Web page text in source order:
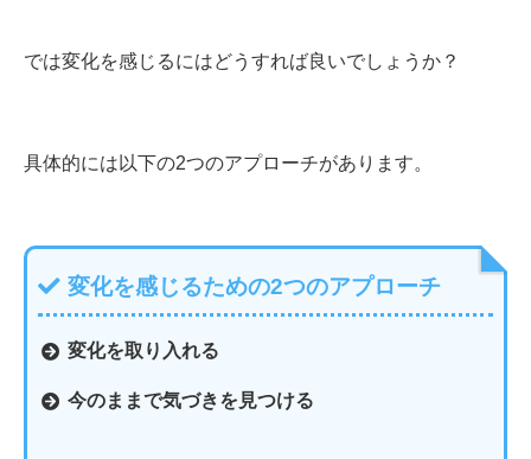
では変化を感じるにはどうすれば良いでしょうか？
具体的には以下の2つのアプローチがあります。
変化を感じるための2つのアプローチ
変化を取り入れる
今のままで気づきを見つける